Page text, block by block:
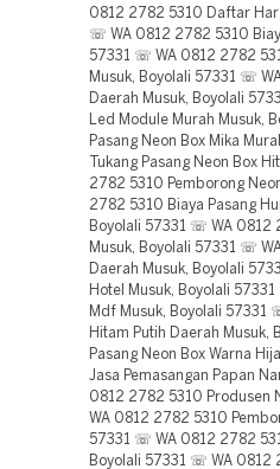
0812 2782 5310 Daftar
☏ WA 0812 2782 5310
57331 ☏ WA 0812 2782
Musuk, Boyolali 57331 ☏
Daerah Musuk, Boyolali
Led Module Murah Musuk,
Pasang Neon Box Mika
Tukang Pasang Neon Box
2782 5310 Pemborong
2782 5310 Biaya Pasang
Boyolali 57331 ☏ WA 0812
Musuk, Boyolali 57331 ☏
Daerah Musuk, Boyolali
Hotel Musuk, Boyolali
Mdf Musuk, Boyolali 57331
Hitam Putih Daerah
Pasang Neon Box Warna
Jasa Pemasangan Papan
0812 2782 5310 Produsen
WA 0812 2782 5310
57331 ☏ WA 0812 2782
Boyolali 57331 ☏ WA 0812